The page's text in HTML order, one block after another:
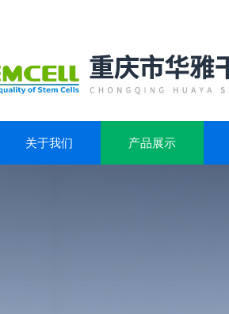
关于我们 产品展示